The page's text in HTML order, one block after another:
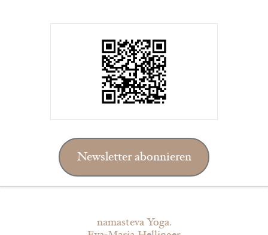
Newsletter abonnieren
namasteva Yoga.